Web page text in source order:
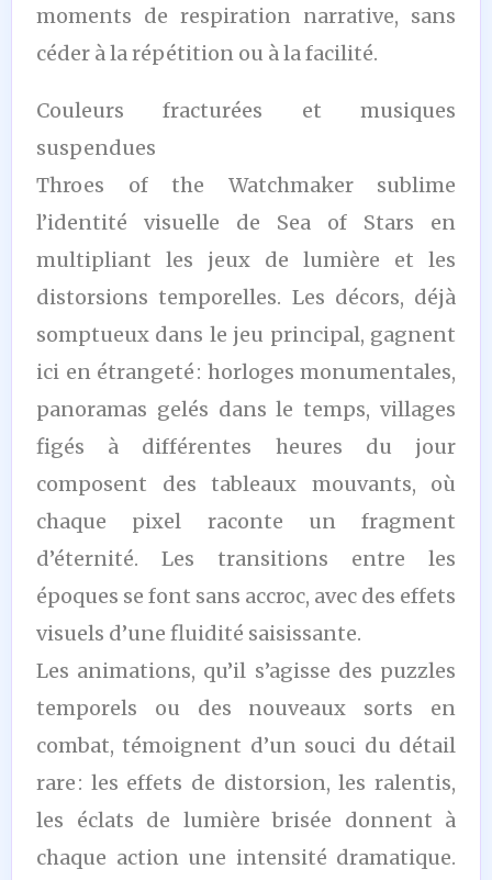
moments de respiration narrative, sans
céder à la répétition ou à la facilité.
Couleurs fracturées et musiques
suspendues
Throes of the Watchmaker sublime
l’identité visuelle de Sea of Stars en
multipliant les jeux de lumière et les
distorsions temporelles. Les décors, déjà
somptueux dans le jeu principal, gagnent
ici en étrangeté : horloges monumentales,
panoramas gelés dans le temps, villages
figés à différentes heures du jour
composent des tableaux mouvants, où
chaque pixel raconte un fragment
d’éternité. Les transitions entre les
époques se font sans accroc, avec des effets
visuels d’une fluidité saisissante.
Les animations, qu’il s’agisse des puzzles
temporels ou des nouveaux sorts en
combat, témoignent d’un souci du détail
rare : les effets de distorsion, les ralentis,
les éclats de lumière brisée donnent à
chaque action une intensité dramatique.